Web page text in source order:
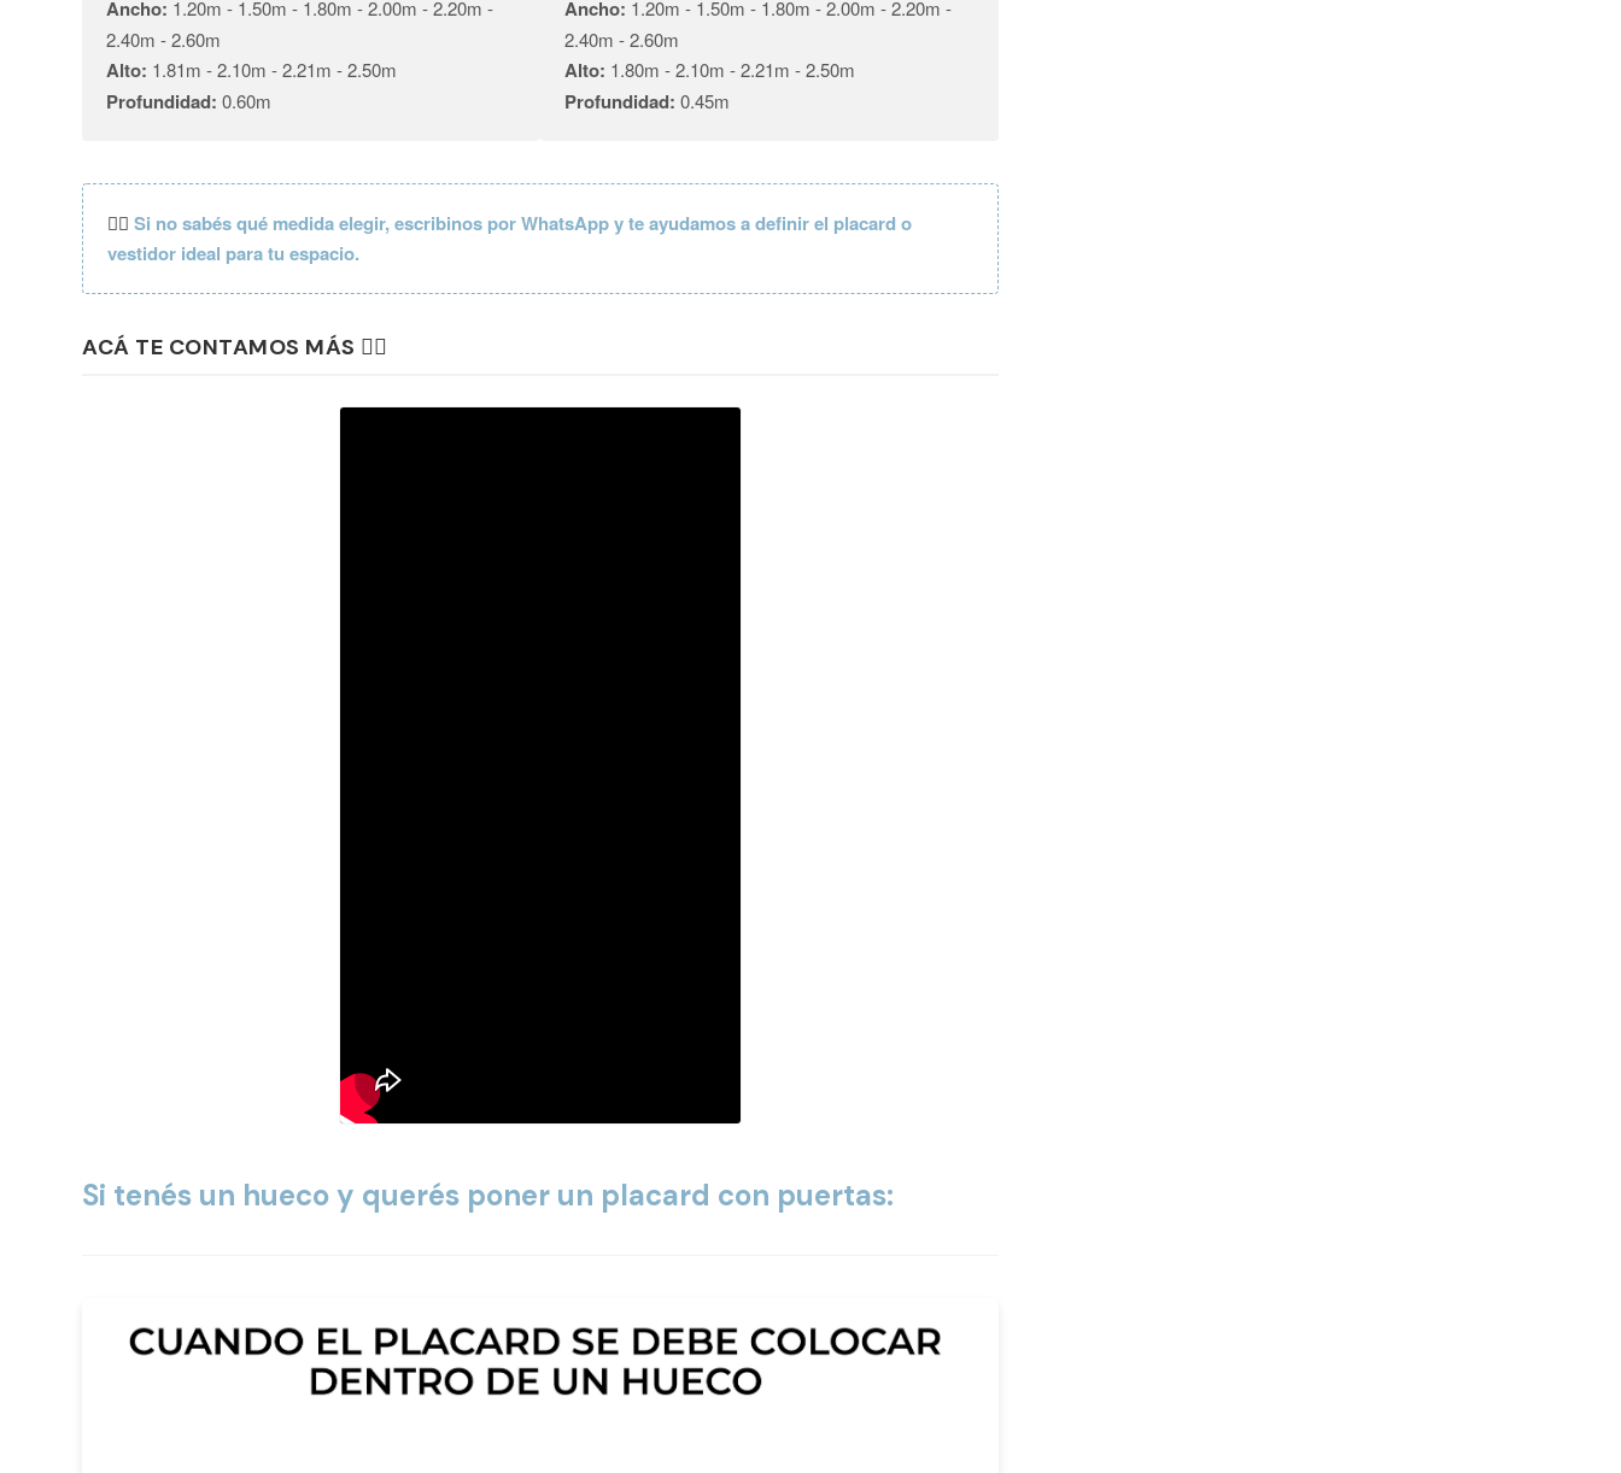
Ancho: 1.20m - 1.50m - 1.80m - 2.00m - 2.20m -
2.40m - 2.60m
Alto: 1.81m - 2.10m - 2.21m - 2.50m
Profundidad: 0.60m
Ancho: 1.20m - 1.50m - 1.80m - 2.00m - 2.20m -
2.40m - 2.60m
Alto: 1.80m - 2.10m - 2.21m - 2.50m
Profundidad: 0.45m
👉🏼 Si no sabés qué medida elegir, escribinos por WhatsApp y te ayudamos a definir el placard o
vestidor ideal para tu espacio.
ACÁ TE CONTAMOS MÁS 👇🏼
Si tenés un hueco y querés poner un placard con puertas: